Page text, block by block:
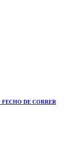
FECHO DE CORRER